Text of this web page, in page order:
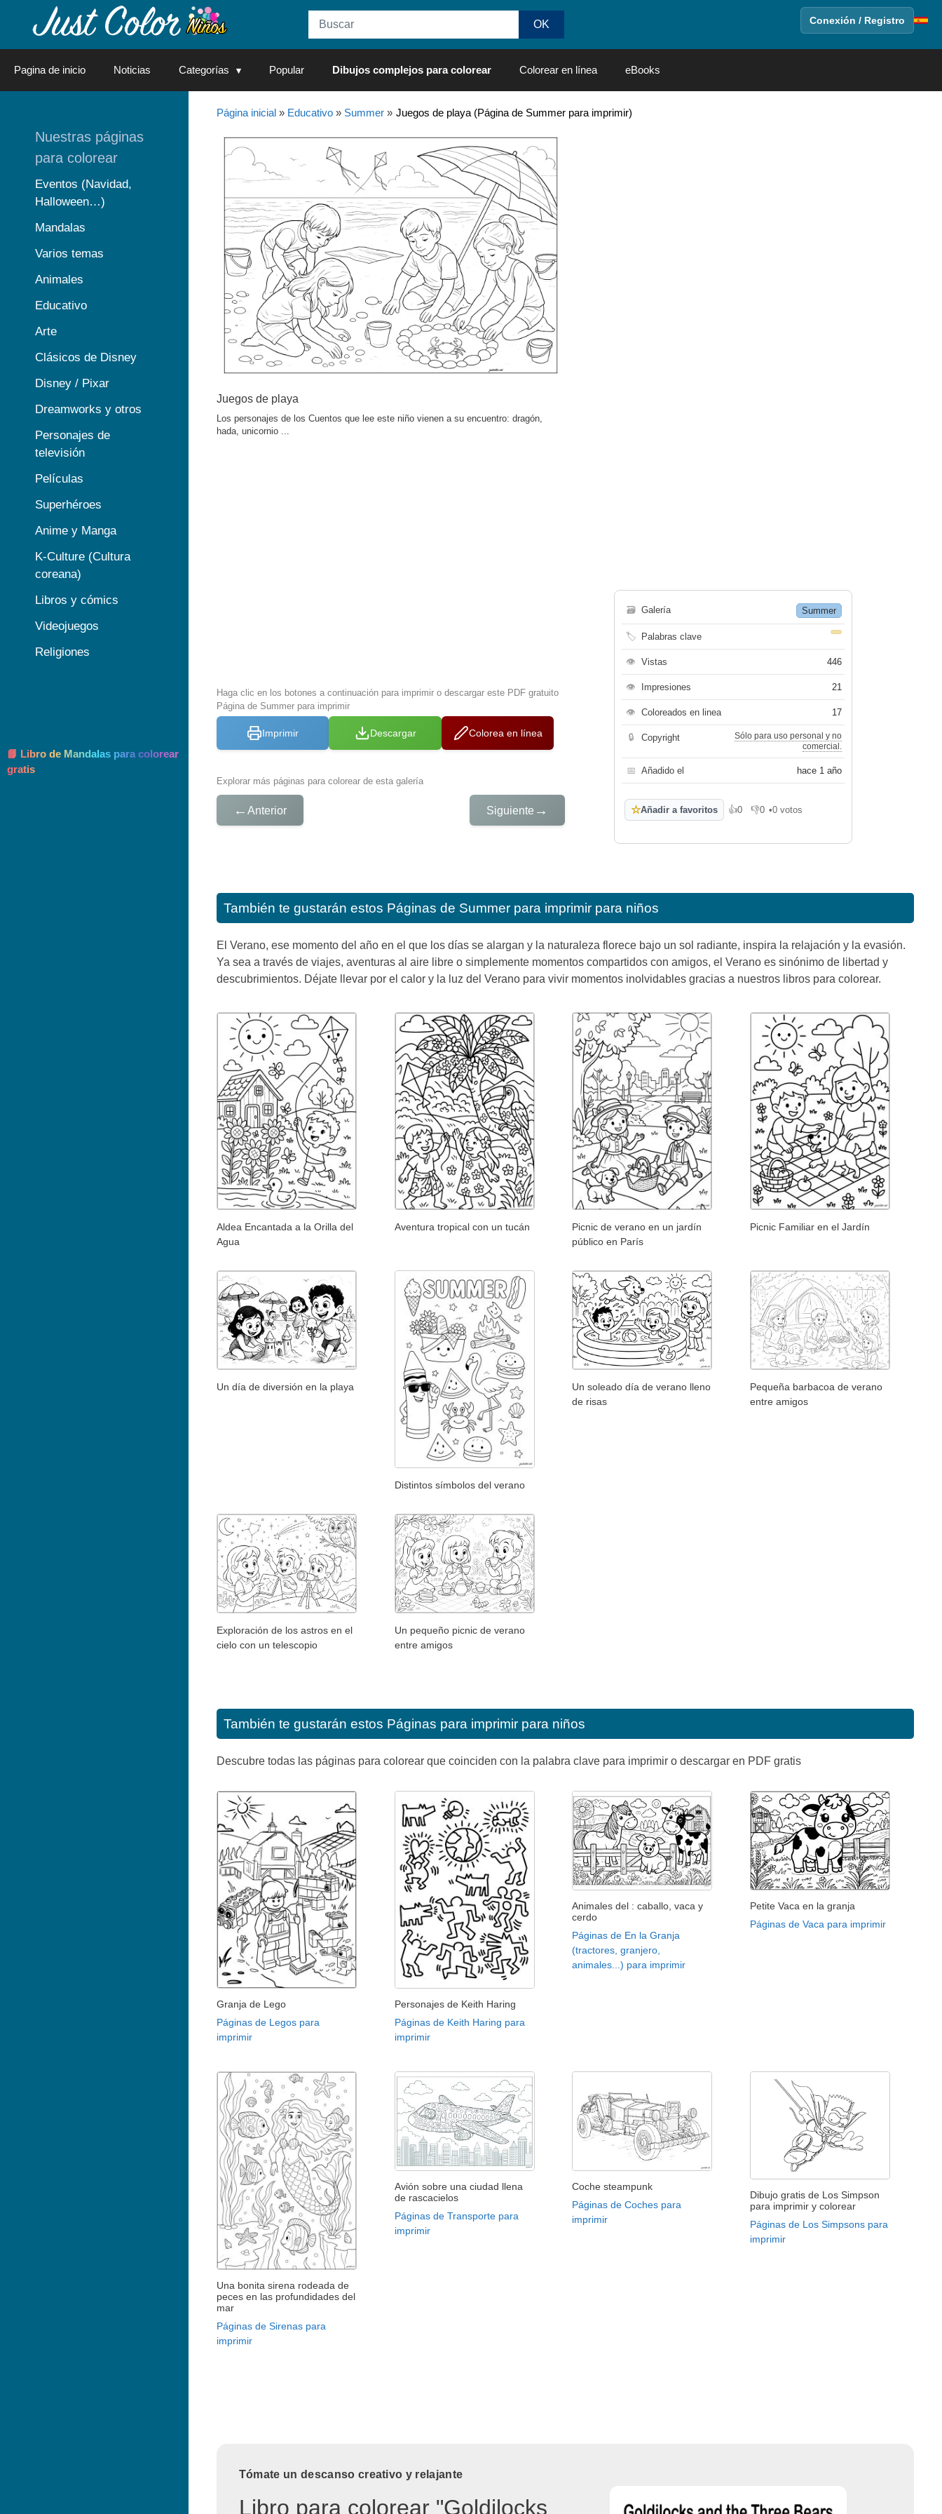
Conexión / Registro
Pagina de inicio Noticias Categorías Popular Dibujos complejos para colorear Colorear en línea eBooks
Página inicial» Educativo» Summer» Juegos de playa (Página de Summer para imprimir)
Juegos de playa
Los personajes de los Cuentos que lee este niño vienen a su encuentro: dragón,
hada, unicornio ...
Haga clic en los botones a continuación para imprimir o descargar este PDF gratuito
Página de Summer para imprimir
Imprimir Descargar Colorea en línea
Explorar más páginas para colorear de esta galería
← Anterior Siguiente →
🗃 Galería Summer
🏷 Palabras clave
👁 Vistas 446
👁 Impresiones 21
👁 Coloreados en linea 17
🔒 Copyright
Sólo para uso personal y no
comercial.
📅 Añadido el hace 1 año
☆Añadir a favoritos 👍0
Me gusta
👎0
No me gusta
•0 votos
También te gustarán estos Páginas de Summer para imprimir para niños
El Verano, ese momento del año en el que los días se alargan y la naturaleza florece bajo un sol radiante, inspira la relajación y la evasión.
Ya sea a través de viajes, aventuras al aire libre o simplemente momentos compartidos con amigos, el Verano es sinónimo de libertad y
descubrimientos. Déjate llevar por el calor y la luz del Verano para vivir momentos inolvidables gracias a nuestros libros para colorear.
Aldea Encantada a la Orilla del
Agua
Aventura tropical con un tucán
Picnic de verano en un jardín
público en París
Picnic Familiar en el Jardín
Un día de diversión en la playa
Distintos símbolos del verano
Un soleado día de verano lleno
de risas
Pequeña barbacoa de verano
entre amigos
Exploración de los astros en el
cielo con un telescopio
Un pequeño picnic de verano
entre amigos
También te gustarán estos Páginas para imprimir para niños
Descubre todas las páginas para colorear que coinciden con la palabra clave para imprimir o descargar en PDF gratis
Granja de Lego
Páginas de Legos para
imprimir
Personajes de Keith Haring
Páginas de Keith Haring para
imprimir
Animales del : caballo, vaca y
cerdo
Páginas de En la Granja
(tractores, granjero,
animales...) para imprimir
Petite Vaca en la granja
Páginas de Vaca para imprimir
Una bonita sirena rodeada de
peces en las profundidades del
mar
Páginas de Sirenas para
imprimir
Avión sobre una ciudad llena
de rascacielos
Páginas de Transporte para
imprimir
Coche steampunk
Páginas de Coches para
imprimir
Dibujo gratis de Los Simpson
para imprimir y colorear
Páginas de Los Simpsons para
imprimir
Tómate un descanso creativo y relajante
Libro para colorear "Goldilocks
Nuestras páginas
para colorear
Eventos (Navidad,
Halloween…)
Mandalas
Varios temas
Animales
Educativo
Arte
Clásicos de Disney
Disney / Pixar
Dreamworks y otros
Personajes de
televisión
Películas
Superhéroes
Anime y Manga
K-Culture (Cultura
coreana)
Libros y cómics
Videojuegos
Religiones
📘 Libro de Mandalas para colorear
gratis